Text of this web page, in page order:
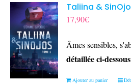
Taliina &
17,90€
Âmes sensibles,
détaillée ci-dessous
Ajouter au panier